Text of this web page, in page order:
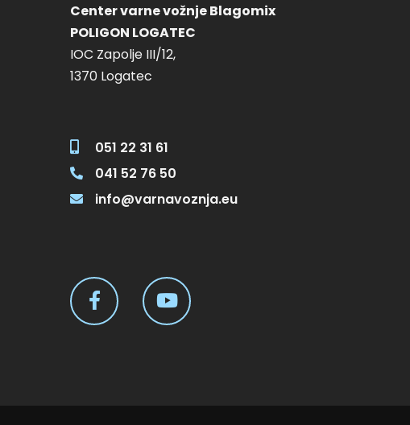
Center varne vožnje Blagomix
POLIGON LOGATEC
IOC Zapolje III/12,
1370 Logatec
051 22 31 61
041 52 76 50
info@varnavoznja.eu